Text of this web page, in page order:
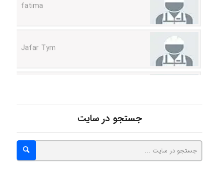
Alirez0990
جستجو در سایت